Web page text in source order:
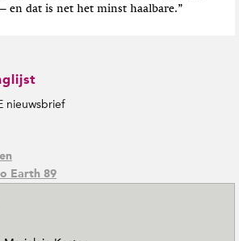
en dat is net het minst haalbare.”
nieuwsbrief
Earth 89